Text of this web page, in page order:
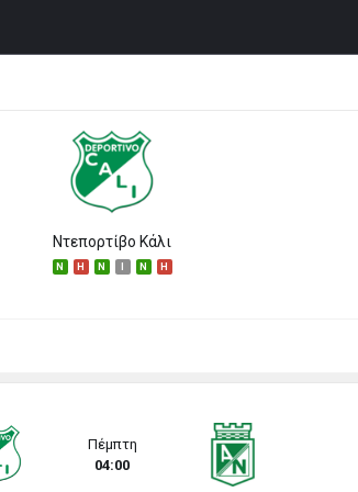
Ντεπορτίβο Κάλι
N H N N H
Πέμπτη
04:00